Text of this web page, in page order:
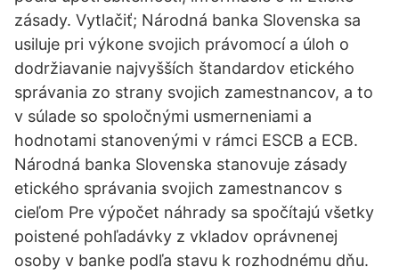
zásady. Vytlačiť; Národná banka Slovenska sa
usiluje pri výkone svojich právomocí a úloh o
dodržiavanie najvyšších štandardov etického
správania zo strany svojich zamestnancov, a to
v súlade so spoločnými usmerneniami a
hodnotami stanovenými v rámci ESCB a ECB.
Národná banka Slovenska stanovuje zásady
etického správania svojich zamestnancov s
cieľom Pre výpočet náhrady sa spočítajú všetky
poistené pohľadávky z vkladov oprávnenej
osoby v banke podľa stavu k rozhodnému dňu.